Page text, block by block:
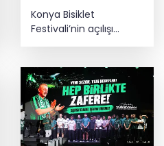
Konya Bisiklet
Festivali’nin açılışı
coşkuyla gerçekleşti